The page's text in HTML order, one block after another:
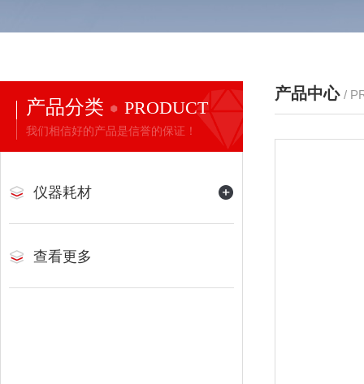
产品分类 PRODUCT
我们相信好的产品是信誉的保证！
仪器耗材
查看更多
产品中心 /